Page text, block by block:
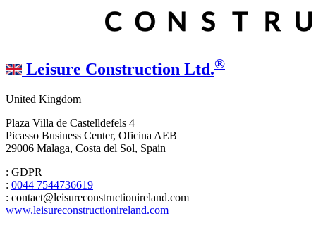
Leisure Construction Ltd.®
United Kingdom
Plaza Villa de Castelldefels 4
Picasso Business Center, Oficina AEB
29006 Malaga, Costa del Sol, Spain
: GDPR
: 0044 7544736619
: contact@leisureconstructionireland.com
www.leisureconstructionireland.com